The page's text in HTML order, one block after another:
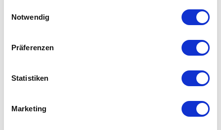
Notwendig
Präferenzen
Statistiken
Marketing